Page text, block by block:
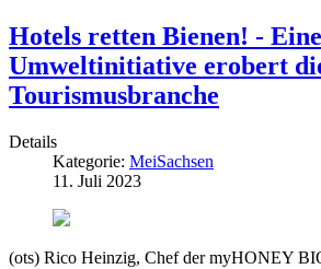
Hotels retten Bienen! -
Umweltinitiative erobert
Tourismusbranche
Details
Kategorie: MeiSachsen
11. Juli 2023
(ots) Rico Heinzig, Chef der myHONEY